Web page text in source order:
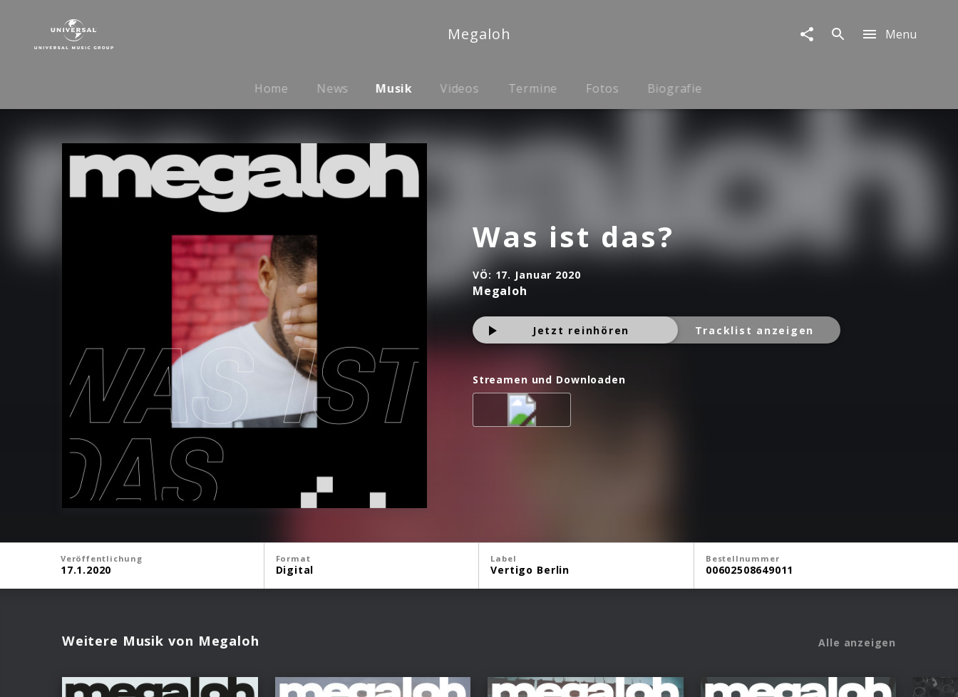
Musik
das?
Megaloh Menu
Home News Musik Videos Termine Fotos Biografie
Was ist das?
VÖ: 17. Januar 2020
Megaloh
Jetzt reinhören Tracklist anzeigen
Streamen und Downloaden
Veröffentlichung
17.1.2020
Format
Digital
Label
Vertigo Berlin
Bestellnummer
00602508649011
Weitere Musik von Megaloh Alle anzeigen